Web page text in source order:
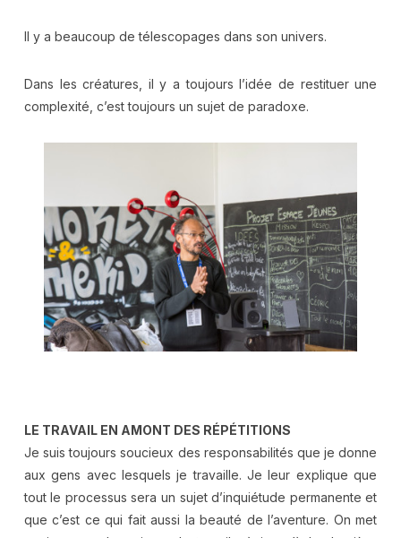
Il y a beaucoup de télescopages dans son univers.
Dans les créatures, il y a toujours l’idée de restituer une
complexité, c’est toujours un sujet de paradoxe.
LE TRAVAIL EN AMONT DES RÉPÉTITIONS
Je suis toujours soucieux des responsabilités que je donne
aux gens avec lesquels je travaille. Je leur explique que
tout le processus sera un sujet d’inquiétude permanente et
que c’est ce qui fait aussi la beauté de l’aventure. On met